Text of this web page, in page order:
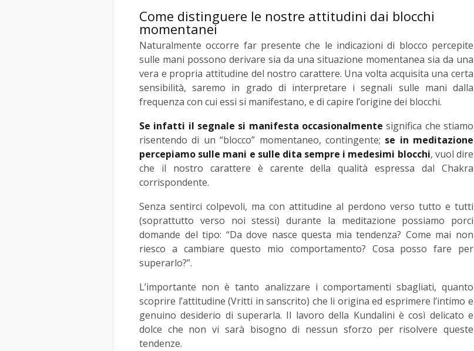
Come distinguere le nostre attitudini dai blocchi
momentanei
Naturalmente occorre far presente che le indicazioni di blocco percepite
sulle mani possono derivare sia da una situazione momentanea sia da una
vera e propria attitudine del nostro carattere. Una volta acquisita una certa
sensibilità, saremo in grado di interpretare i segnali sulle mani dalla
frequenza con cui essi si manifestano, e di capire l’origine dei blocchi.
Se infatti il segnale si manifesta occasionalmente significa che stiamo
risentendo di un “blocco” momentaneo, contingente; se in meditazione
percepiamo sulle mani e sulle dita sempre i medesimi blocchi, vuol dire
che il nostro carattere è carente della qualità espressa dal Chakra
corrispondente.
Senza sentirci colpevoli, ma con attitudine al perdono verso tutto e tutti
(soprattutto verso noi stessi) durante la meditazione possiamo porci
domande del tipo: “Da dove nasce questa mia tendenza? Come mai non
riesco a cambiare questo mio comportamento? Cosa posso fare per
superarlo?”.
L’importante non è tanto analizzare i comportamenti sbagliati, quanto
scoprire l’attitudine (Vritti in sanscrito) che li origina ed esprimere l’intimo e
genuino desiderio di superarla. Il lavoro della Kundalini è così delicato e
dolce che non vi sarà bisogno di nessun sforzo per risolvere queste
tendenze.